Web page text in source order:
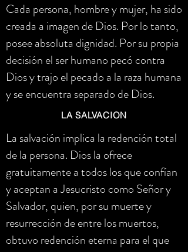
Cada persona, hombre y mujer, ha sido
creada a imagen de Dios. Por lo tanto,
posee absoluta dignidad. Por su propia
decisión el ser humano pecó contra
Dios y trajo el pecado a la raza humana
y se encuentra separado de Dios.
LA SALVACION
La salvación implica la redención total
de la persona. Dios la ofrece
gratuitamente a todos los que confían
y aceptan a Jesucristo como Señor y
Salvador, quien, por su muerte y
resurrección de entre los muertos,
obtuvo redención eterna para el que